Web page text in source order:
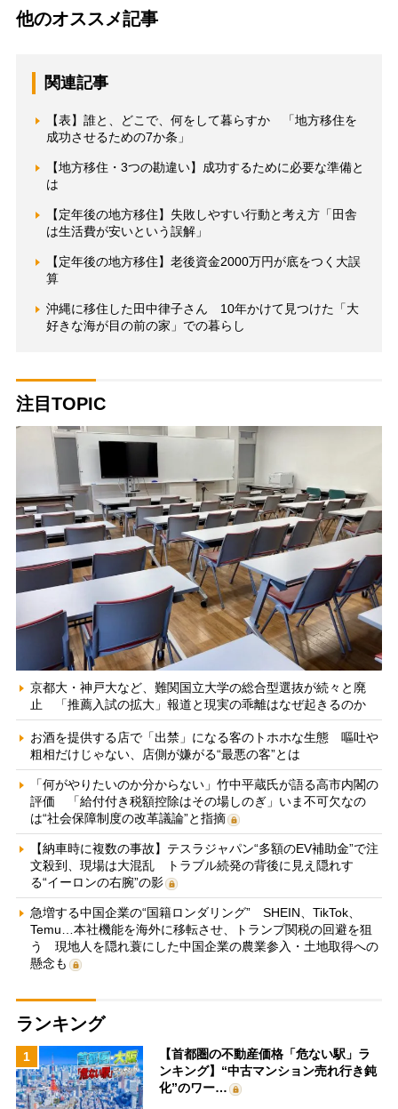
他のオススメ記事
関連記事
【表】誰と、どこで、何をして暮らすか 「地方移住を
成功させるための7か条」
【地方移住・3つの勘違い】成功するために必要な準備と
は
【定年後の地方移住】失敗しやすい行動と考え方「田舎
は生活費が安いという誤解」
【定年後の地方移住】老後資金2000万円が底をつく大誤
算
沖縄に移住した田中律子さん 10年かけて見つけた「大
好きな海が目の前の家」での暮らし
注目TOPIC
京都大・神戸大など、難関国立大学の総合型選抜が続々と廃
止 「推薦入試の拡大」報道と現実の乖離はなぜ起きるのか
お酒を提供する店で「出禁」になる客のトホホな生態 嘔吐や
粗相だけじゃない、店側が嫌がる“最悪の客”とは
「何がやりたいのか分からない」竹中平蔵氏が語る高市内閣の
評価 「給付付き税額控除はその場しのぎ」いま不可欠なの
は“社会保障制度の改革議論”と指摘
【納車時に複数の事故】テスラジャパン“多額のEV補助金”で注
文殺到、現場は大混乱 トラブル続発の背後に見え隠れす
る“イーロンの右腕”の影
急増する中国企業の“国籍ロンダリング” SHEIN、TikTok、
Temu…本社機能を海外に移転させ、トランプ関税の回避を狙
う 現地人を隠れ蓑にした中国企業の農業参入・土地取得への
懸念も
ランキング
1
【首都圏の不動産価格「危ない駅」ラ
ンキング】“中古マンション売れ行き鈍
化”のワー…